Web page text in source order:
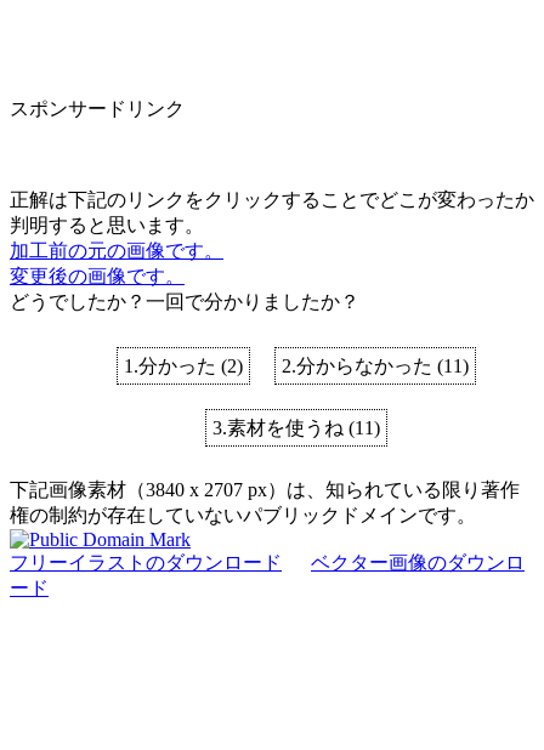
スポンサードリンク
正解は下記のリンクをクリックすることでどこが変わったか
判明すると思います。
加工前の元の画像です。
変更後の画像です。
どうでしたか？一回で分かりましたか？
1.分かった (2) 2.分からなかった (11)
3.素材を使うね (11)
下記画像素材（3840 x 2707 px）は、知られている限り著作
権の制約が存在していないパブリックドメインです。
フリーイラストのダウンロード
ベクター画像のダウンロ
ード